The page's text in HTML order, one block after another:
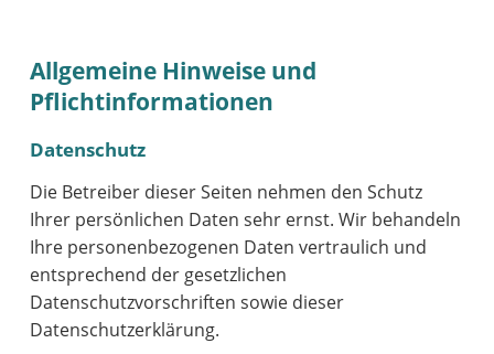
Allgemeine Hinweise und
Pflichtinformationen
Datenschutz
Die Betreiber dieser Seiten nehmen den Schutz
Ihrer persönlichen Daten sehr ernst. Wir behandeln
Ihre personenbezogenen Daten vertraulich und
entsprechend der gesetzlichen
Datenschutzvorschriften sowie dieser
Datenschutzerklärung.